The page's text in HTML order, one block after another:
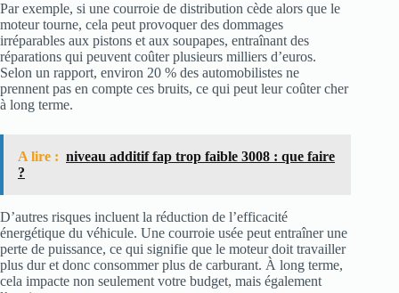
Par exemple, si une courroie de distribution cède alors que le
moteur tourne, cela peut provoquer des dommages
irréparables aux pistons et aux soupapes, entraînant des
réparations qui peuvent coûter plusieurs milliers d’euros.
Selon un rapport, environ 20 % des automobilistes ne
prennent pas en compte ces bruits, ce qui peut leur coûter cher
à long terme.
A lire : niveau additif fap trop faible 3008 : que faire
?
D’autres risques incluent la réduction de l’efficacité
énergétique du véhicule. Une courroie usée peut entraîner une
perte de puissance, ce qui signifie que le moteur doit travailler
plus dur et donc consommer plus de carburant. À long terme,
cela impacte non seulement votre budget, mais également